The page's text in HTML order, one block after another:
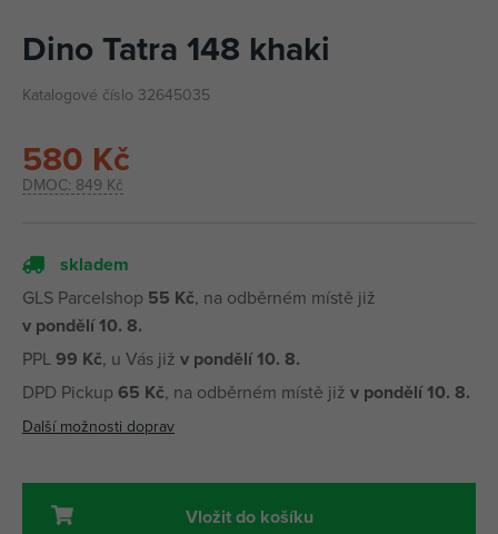
Dino Tatra 148 khaki
Katalogové číslo 32645035
DMOC: 849 Kč
580 Kč
skladem
GLS Parcelshop 55 Kč, na odběrném místě již
v pondělí 10. 8.
PPL99 Kč, u Vás již v pondělí 10. 8.
DPD Pickup 65 Kč, na odběrném místě již v pondělí 10. 8.
Další možnosti doprav
Vložit do košíku